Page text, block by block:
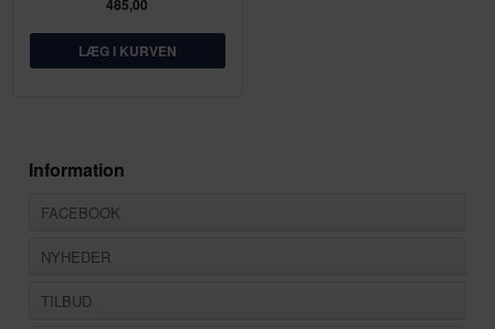
485,00
Information
FACEBOOK
NYHEDER
TILBUD